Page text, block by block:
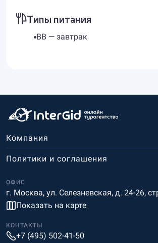
Типы питания
BB — завтрак
Компания
ОФИС
г. Москва, ул. Селезневская, д. 24-26,
Показать на карте
Политики и соглашения
КОНТАКТЫ
+7 (495) 502-41-50